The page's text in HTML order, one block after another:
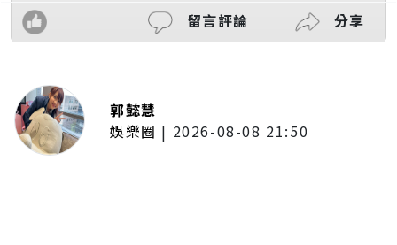
留言評論 分享
郭懿慧
娛樂圈 | 2026-08-08 21:50